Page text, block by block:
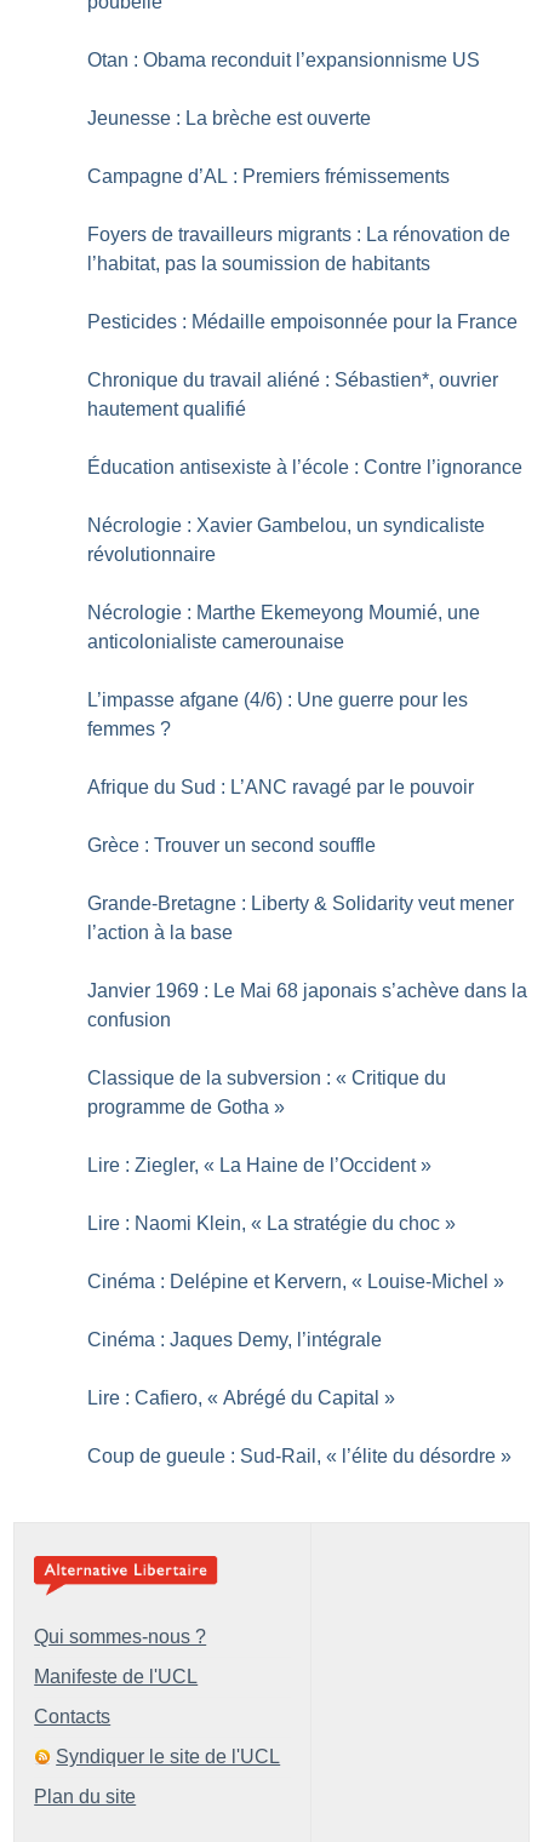
Otan : Obama reconduit l’expansionnisme US
Jeunesse : La brèche est ouverte
Campagne d’AL : Premiers frémissements
Foyers de travailleurs migrants : La rénovation de
l’habitat, pas la soumission de habitants
Pesticides : Médaille empoisonnée pour la France
Chronique du travail aliéné : Sébastien*, ouvrier
hautement qualifié
Éducation antisexiste à l’école : Contre l’ignorance
Nécrologie : Xavier Gambelou, un syndicaliste
révolutionnaire
Nécrologie : Marthe Ekemeyong Moumié, une
anticolonialiste camerounaise
L’impasse afgane (4/6) : Une guerre pour les
femmes ?
Afrique du Sud : L’ANC ravagé par le pouvoir
Grèce : Trouver un second souffle
Grande-Bretagne : Liberty & Solidarity veut mener
l’action à la base
Janvier 1969 : Le Mai 68 japonais s’achève dans la
confusion
Classique de la subversion : « Critique du
programme de Gotha »
Lire : Ziegler, « La Haine de l’Occident »
Lire : Naomi Klein, « La stratégie du choc »
Cinéma : Delépine et Kervern, « Louise-Michel »
Cinéma : Jaques Demy, l’intégrale
Lire : Cafiero, « Abrégé du Capital »
Coup de gueule : Sud-Rail, « l’élite du désordre »
Qui sommes-nous ?
Manifeste de l'UCL
Contacts
Syndiquer le site de l'UCL
Plan du site